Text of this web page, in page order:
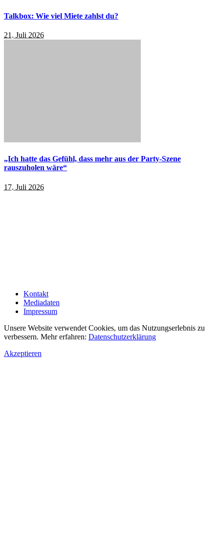
Talkbox: Wie viel Miete zahlst du?
21. Juli 2026
„Ich hatte das Gefühl, dass mehr aus der Party-Szene
rauszuholen wäre“
17. Juli 2026
Kontakt
Mediadaten
Impressum
Unsere Website verwendet Cookies, um das Nutzungserlebnis zu
verbessern. Mehr erfahren: Datenschutzerklärung
Akzeptieren